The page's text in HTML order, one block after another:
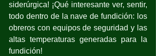
siderúrgica! ¡Qué interesante ver, sentir,
todo dentro de la nave de fundición: los
obreros con equipos de seguridad y las
altas temperaturas generadas para la
fundición!